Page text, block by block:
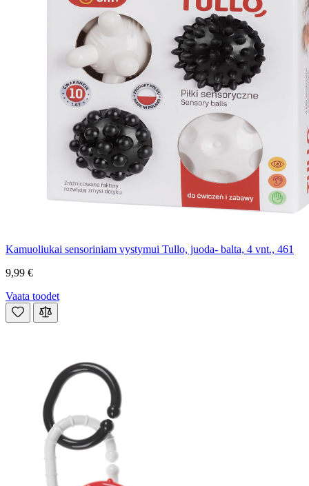
Kamuoliukai sensoriniam vystymui Tullo, juoda- balta, 4 vnt., 461
9,99 €
Vaata toodet